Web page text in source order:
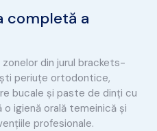
completă a
din jurul brackets-
periuțe ortodontice,
bucale și paste de dinți cu
igienă orală temeinică și
profesionale.